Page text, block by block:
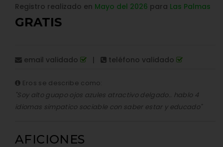
Registro realizado en Mayo del 2026 para Las Palmas
GRATIS
email validado | teléfono validado
Eros se describe como:
"Soy alto guapo ojos azules atractivo delgado.. hablo 4
idiomas simpatico sociable con saber estar y educado"
AFICIONES